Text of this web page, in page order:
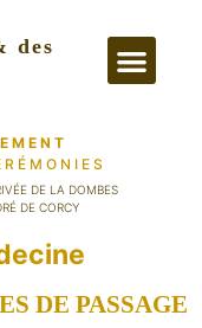
des
DE LA DOMBES
DE CORCY
DE PASSAGE